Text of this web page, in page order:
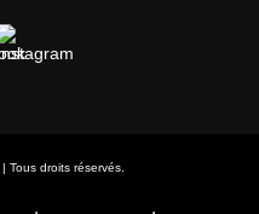
| Tous droits réservés.